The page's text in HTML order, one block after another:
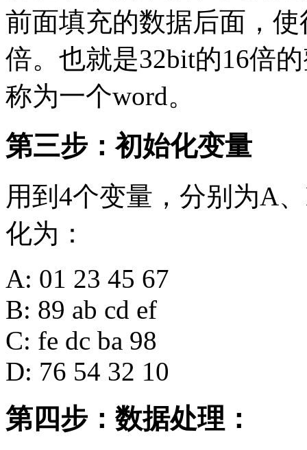
前面填充的数据后面，
倍。也就是32bit的16倍
称为一个word。
第三步：初始化变量
用到4个变量，分别为A
化为：
A: 01 23 45 67
B: 89 ab cd ef
C: fe dc ba 98
D: 76 54 32 10
第四步：数据处理：